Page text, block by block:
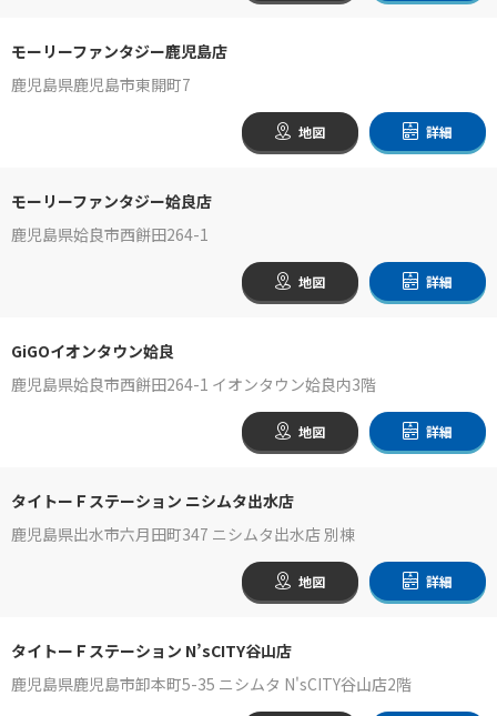
モーリーファンタジー鹿児島店
鹿児島県鹿児島市東開町7
地図 詳細
モーリーファンタジー姶良店
鹿児島県姶良市西餅田264-1
地図 詳細
GiGOイオンタウン姶良
鹿児島県姶良市西餅田264-1 イオンタウン姶良内3階
地図 詳細
タイトーＦステーション ニシムタ出水店
鹿児島県出水市六月田町347 ニシムタ出水店 別棟
地図 詳細
タイトーＦステーション N’sCITY谷山店
鹿児島県鹿児島市卸本町5-35 ニシムタ N'sCITY谷山店2階